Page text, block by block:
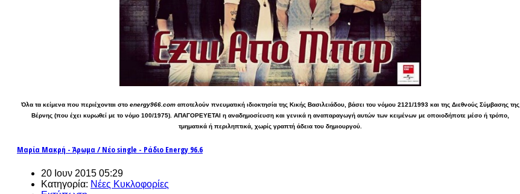
Όλα τα κείμενα που περιέχονται στο energy966.com αποτελούν πνευματική ιδιοκτησία της Κικής Βασιλειάδου, βάσει του νόμου 2121/1993 και της Διεθνούς Σύμβασης της
Βέρνης (που έχει κυρωθεί με το νόμο 100/1975). ΑΠΑΓΟΡΕΥΕΤΑΙ η αναδημοσίευση και γενικά η αναπαραγωγή αυτών των κειμένων με οποιοδήποτε μέσο ή τρόπο,
τμηματικά ή περιληπτικά, χωρίς γραπτή άδεια του δημιουργού.
Μαρία Μακρή - Άρωμα / Νέο single - Ράδιο Energy 96.6
20 Ιουν 2015 05:29
Κατηγορία: Νέες Κυκλοφορίες